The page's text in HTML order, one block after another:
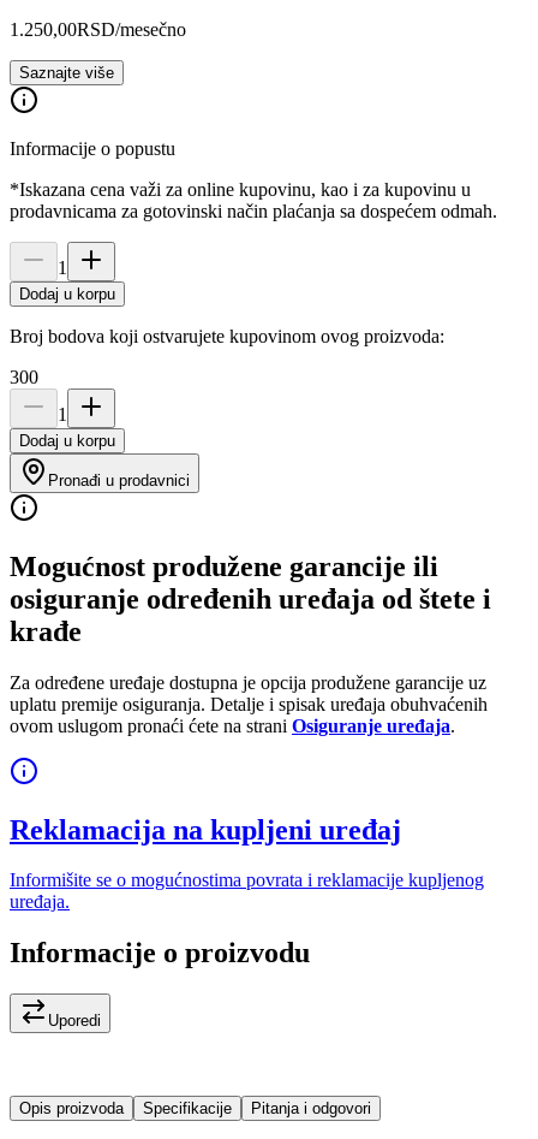
1.250,00RSD/mesečno
Saznajte više
Informacije o popustu
*Iskazana cena važi za online kupovinu, kao i za kupovinu u
prodavnicama za gotovinski način plaćanja sa dospećem odmah.
1
Dodaj u korpu
Broj bodova koji ostvarujete kupovinom ovog proizvoda:
300
1
Dodaj u korpu
Pronađi u prodavnici
Mogućnost produžene garancije ili
osiguranje određenih uređaja od štete i
krađe
Za određene uređaje dostupna je opcija produžene garancije uz
uplatu premije osiguranja. Detalje i spisak uređaja obuhvaćenih
ovom uslugom pronaći ćete na strani Osiguranje uređaja.
Reklamacija na kupljeni uređaj
Informišite se o mogućnostima povrata i reklamacije kupljenog
uređaja.
Informacije o proizvodu
Uporedi
Opis proizvoda Specifikacije Pitanja i odgovori